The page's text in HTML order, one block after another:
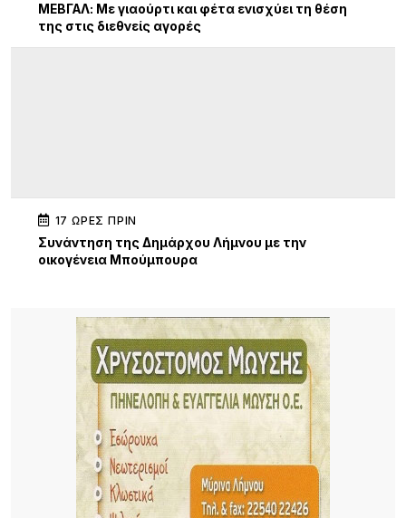
ΜΕΒΓΑΛ: Με γιαούρτι και φέτα ενισχύει τη θέση
της στις διεθνείς αγορές
17 ΏΡΕΣ ΠΡΙΝ
Συνάντηση της Δημάρχου Λήμνου με την
οικογένεια Μπούμπουρα
Σ.Α.Ε.Κ. Λήμνου: Μια χρονιά γεμάτη δράσεις,
συνεργασίες και διακρίσεις
21 ΏΡΕΣ ΠΡΙΝ
«Όταν η Αγάπη Πλημμυρίζει την Πόλη»: Συναυλία
ελπίδας, πίστης και προσφοράς από την Ιερά
Μητρόπολη Λήμνου
22 ΏΡΕΣ ΠΡΙΝ
Εθελοντές ένωσαν τις δυνάμεις τους για μια